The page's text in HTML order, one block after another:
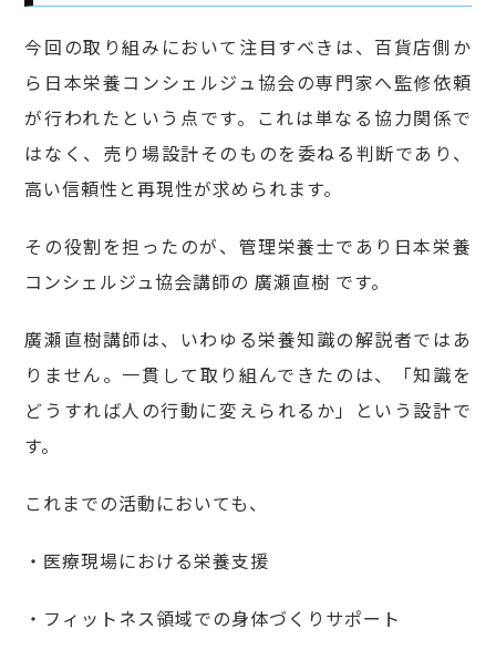
今回の取り組みにおいて注目すべきは、百貨店側か
ら日本栄養コンシェルジュ協会の専門家へ監修依頼
が行われたという点です。これは単なる協力関係で
はなく、売り場設計そのものを委ねる判断であり、
高い信頼性と再現性が求められます。
その役割を担ったのが、管理栄養士であり日本栄養
コンシェルジュ協会講師の 廣瀬直樹 です。
廣瀬直樹講師は、いわゆる栄養知識の解説者ではあ
りません。一貫して取り組んできたのは、「知識を
どうすれば人の行動に変えられるか」という設計で
す。
これまでの活動においても、
・医療現場における栄養支援
・フィットネス領域での身体づくりサポート